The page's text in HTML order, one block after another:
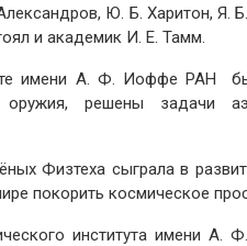
Ю. Б. Харитон, Я.
и академик И. Е. Тамм.
имени А. Ф. Иоффе РАН
оружия, решены задачи
Физтеха сыграла в
покорить космическое
института имени